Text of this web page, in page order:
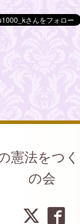
憲法をつ
の会